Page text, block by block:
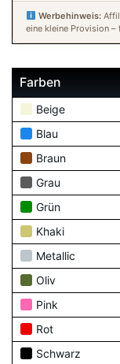
Werbehinweis:
eine kleine Provision
Farben
Beige
Blau
Braun
Grau
Grün
Khaki
Metallic
Oliv
Pink
Rot
Schwarz